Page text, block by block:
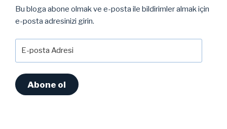
Bu bloga abone olmak ve e-posta ile bildirimler almak için
e-posta adresinizi girin.
posta
Abone ol